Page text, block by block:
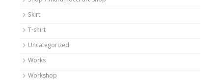
Skirt
T-shirt
Uncategorized
Works
Workshop